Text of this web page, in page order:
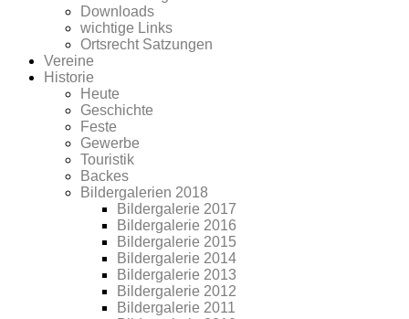
Downloads
wichtige Links
Ortsrecht Satzungen
Vereine
Historie
Heute
Geschichte
Feste
Gewerbe
Touristik
Backes
Bildergalerien 2018
Bildergalerie 2017
Bildergalerie 2016
Bildergalerie 2015
Bildergalerie 2014
Bildergalerie 2013
Bildergalerie 2012
Bildergalerie 2011